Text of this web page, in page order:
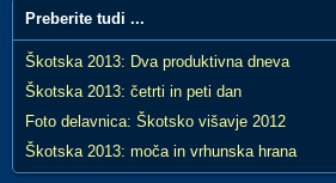
Preberite tudi ...
Škotska 2013: Dva produktivna dneva
Škotska 2013: četrti in peti dan
Foto delavnica: Škotsko višavje 2012
Škotska 2013: moča in vrhunska hrana